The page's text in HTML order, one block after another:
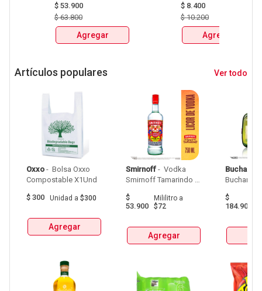
X750ml Y LLEVATE
DETODITO 165GR o
150GR
$ 53.900
$63.800
Agregar
CERVEZA CLUB
COLOMBIA LATA
X330ml
$ 8.400
$10.200
Agregar
Artículos populares Ver todo
Oxxo - Bolsa Oxxo
$ 300 Unidad a $300
Agregar
Smirnoff - Vodka
Smirnoff Tamarindo
$
53.900
Mililitroa
$72
Agregar
$
184.900